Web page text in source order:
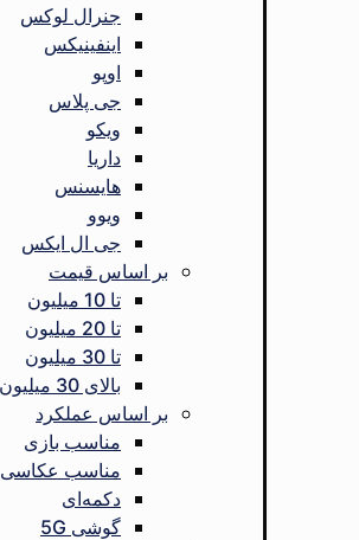
جنرال لوکس
اینفینیکس
اوپو
جی پلاس
ویکو
داریا
هایسنس
ویوو
جی ال ایکس
بر اساس قیمت
تا 10 میلیون
تا 20 میلیون
تا 30 میلیون
بالای 30 میلیون
بر اساس عملکرد
مناسب بازی
مناسب عکاسی
دکمه‌ای
گوشی 5G